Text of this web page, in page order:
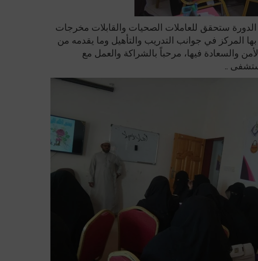
الدورة ستحقق للعاملات الصحيات والقابلات مخرجات
المركز في جوانب التدريب والتأهيل وما يقدمه من
والسعادة فيها، مرحباً بالشراكة والعمل مع
..